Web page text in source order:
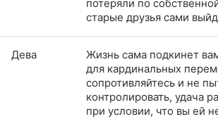
потеряли по
старые друзья сами
Дева
Жизнь сама подкинет
для кардинальных
сопротивляйтесь и не
контролировать, удача
при условии, что вы ей